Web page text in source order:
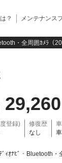
？ メンテナンス
・全周囲ｶﾒﾗ（
29,260
登録)
修復歴
なし
ﾞｨｵﾅﾋﾞ・Bluetooth・